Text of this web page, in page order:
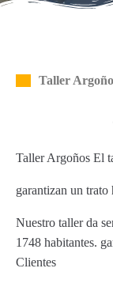
Taller
Taller Argoños El
garantizan un trato
Nuestro taller da
1748 habitantes.
Clientes